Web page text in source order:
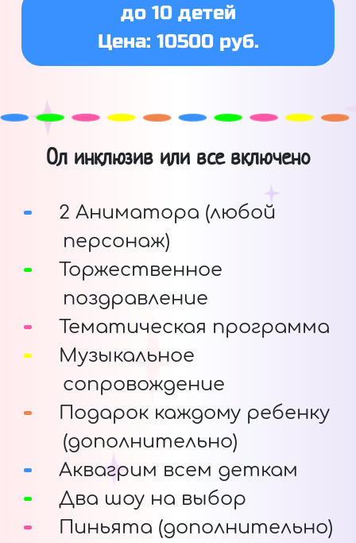
до 10 детей
Цена: 10500 руб.
Ол инклюзив или все включено
2 Аниматора (любой
персонаж)
Торжественное
поздравление
Тематическая программа
Музыкальное
сопровождение
Подарок каждому ребенку
(дополнительно)
Аквагрим всем деткам
Два шоу на выбор
Пиньята (дополнительно)